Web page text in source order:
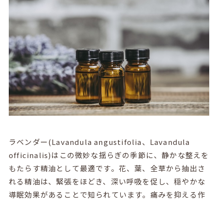
ラベンダー(Lavandula angustifolia、 Lavandula
officinalis)はこの微妙な揺らぎの季節に、静かな整えを
もたらす精油として最適です。花、葉、全草から抽出さ
れる精油は、緊張をほどき、深い呼吸を促し、穏やかな
導眠効果があることで知られています。痛みを抑える作